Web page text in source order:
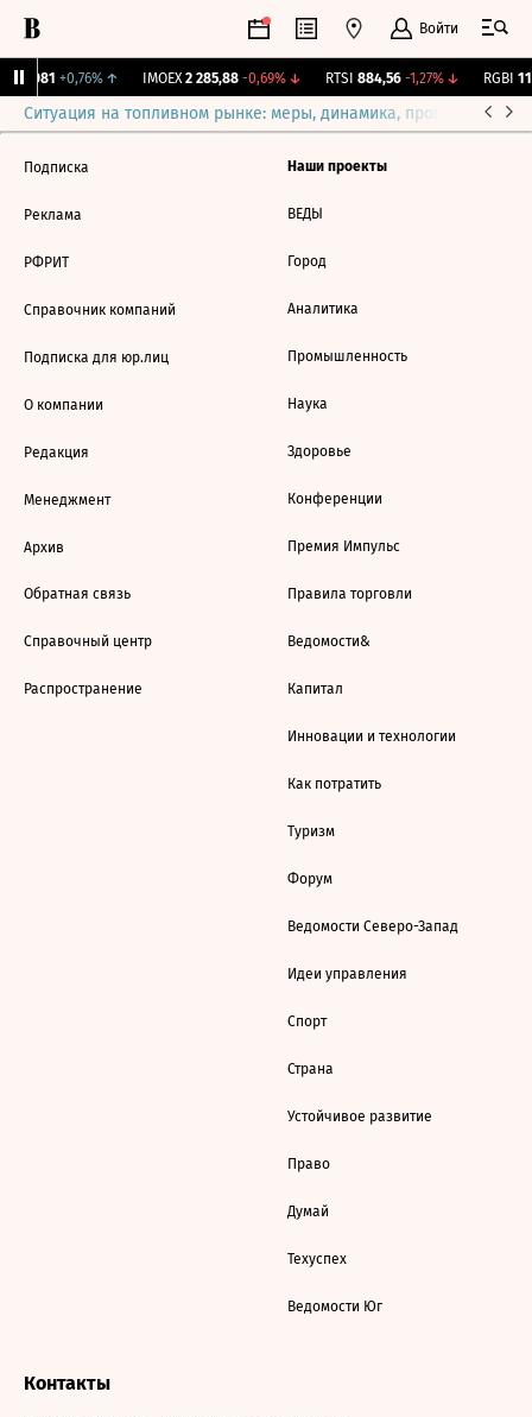
Войти
12,081 +0,76%↑ IMOEX 2 285,88 -0,69%↓ RTSI 884,56 -1,27%↓ RGBI
Ситуация на топливном рынке: меры, динамика, прогнозы
Подписка
Реклама
РФРИТ
Справочник компаний
Подписка для юр.лиц
О компании
Редакция
Менеджмент
Архив
Обратная связь
Справочный центр
Распространение
Наши проекты
ВЕДЫ
Город
Аналитика
Промышленность
Наука
Здоровье
Конференции
Премия Импульс
Правила торговли
Ведомости&
Капитал
Инновации и технологии
Как потратить
Туризм
Форум
Ведомости Северо-Запад
Идеи управления
Спорт
Страна
Устойчивое развитие
Право
Думай
Техуспех
Ведомости Юг
Контакты